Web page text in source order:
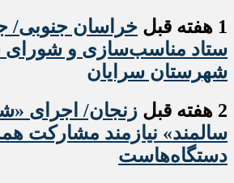
1 هفته قبل
خراسان
ستاد مناسب‌سازی و شورای
شهرستان سرایان
2 هفته قبل
زنجان/ اجرای
سالمند» نیازمند مشارکت
دستگاه‌هاست